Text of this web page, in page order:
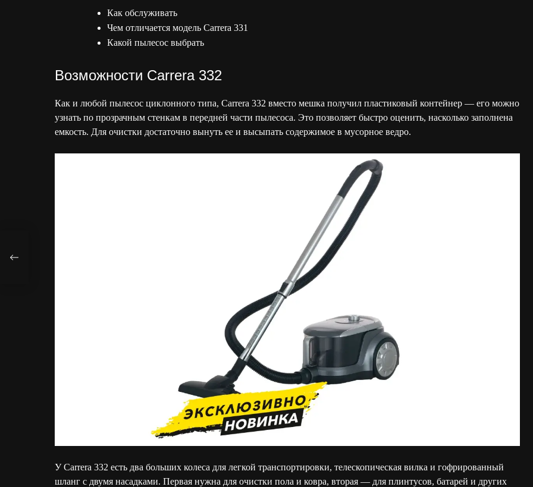
Как обслуживать
Чем отличается модель Carrera 331
Какой пылесос выбрать
Возможности Carrera 332
Как и любой пылесос циклонного типа, Carrera 332 вместо мешка получил пластиковый контейнер — его можно
узнать по прозрачным стенкам в передней части пылесоса. Это позволяет быстро оценить, насколько заполнена
емкость. Для очистки достаточно вынуть ее и высыпать содержимое в мусорное ведро.
У Carrera 332 есть два больших колеса для легкой транспортировки, телескопическая вилка и гофрированный
шланг с двумя насадками. Первая нужна для очистки пола и ковра, вторая — для плинтусов, батарей и других